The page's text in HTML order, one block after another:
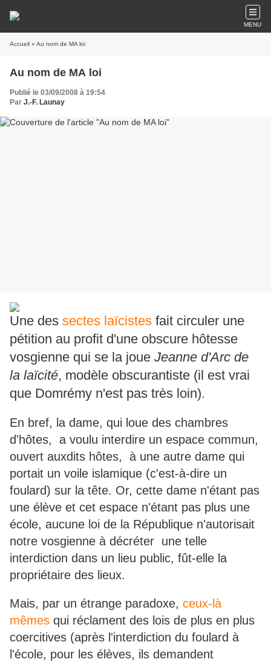
MENU
Accueil » Au nom de MA loi
Au nom de MA loi
Publié le 03/09/2008 à 19:54
Par J.-F. Launay
Une des sectes laïcistes fait circuler une
pétition au profit d'une obscure hôtesse
vosgienne qui se la joue Jeanne d'Arc de
la laïcité, modèle obscurantiste (il est vrai
que Domrémy n'est pas très loin).
En bref, la dame, qui loue des chambres
d'hôtes, a voulu interdire un espace commun,
ouvert auxdits hôtes, à une autre dame qui
portait un voile islamique (c'est-à-dire un
foulard) sur la tête. Or, cette dame n'étant pas
une élève et cet espace n'étant pas plus une
école, aucune loi de la République n'autorisait
notre vosgienne à décréter une telle
interdiction dans un lieu public, fût-elle la
propriétaire des lieux.
Mais, par un étrange paradoxe, ceux-là
mêmes qui réclament des lois de plus en plus
coercitives (après l'interdiction du foulard à
l'école, pour les élèves, ils demandent